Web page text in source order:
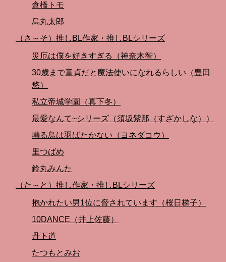
倉橋トモ
烏丸太郎
（さ～そ）推しBL作家・推しBLシリーズ
災厄は僕を好きすぎる（神奈木智）
30歳まで童貞だと魔法使いになれるらしい（豊田
悠）
私立帝城学園（真下冬）
最愛なんて~シリーズ（須坂紫那（すざかしな））
囀る鳥は羽ばたかない（ヨネダコウ）
里つばめ
鈴丸みんた
（た～と）推し作家・推しBLシリーズ
抱かれたい男1位に脅されています（桜日梯子）
10DANCE（井上佐藤）
丹下道
たつもとみお